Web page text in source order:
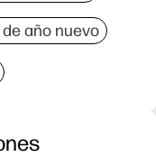
año nuevo